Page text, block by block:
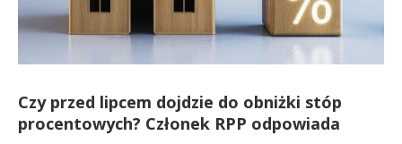
Czy przed lipcem dojdzie do obniżki stóp
procentowych? Członek RPP odpowiada